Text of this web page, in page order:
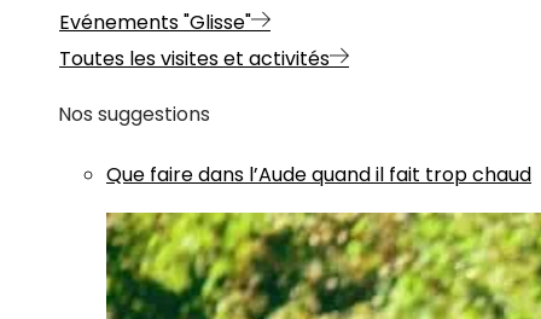
Evénements "Glisse"
Toutes les visites et activités
Nos suggestions
Que faire dans l’Aude quand il fait trop chaud